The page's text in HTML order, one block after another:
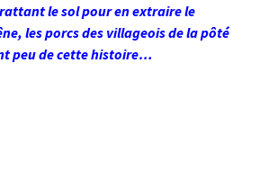
le sol pour en extraire le
les porcs des villageois de la pôté
peu de cette histoire…